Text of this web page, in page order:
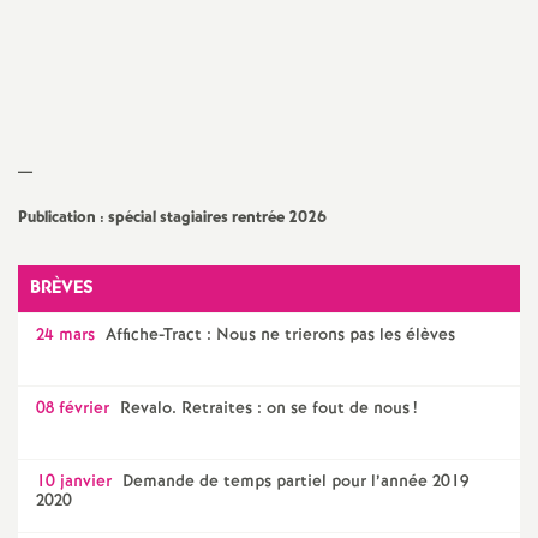
d
d
e
g
—
Publication : spécial stagiaires rentrée 2026
BRÈVES
24 mars Affiche-Tract : Nous ne trierons pas les élèves
08 février Revalo. Retraites : on se fout de nous!
10 janvier Demande de temps partiel pour l’année 2019
2020